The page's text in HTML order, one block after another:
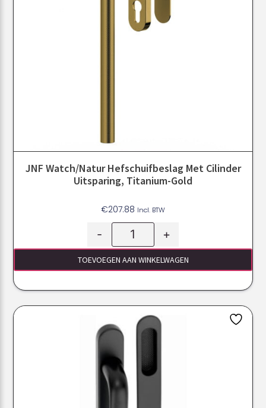
JNF Watch/Natur Hefschuifbeslag Met Cilinder
Uitsparing, Titanium-Gold
€207.88 Incl. BTW
- +
TOEVOEGEN AAN WINKELWAGEN